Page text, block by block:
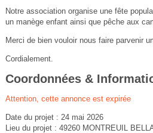
Notre association organise une fête
un manège enfant ainsi que pêche aux
Merci de bien vouloir nous faire parvenir
Cordialement.
Coordonnées &
Attention, cette annonce est expirée
Date du projet : 24 mai 2026
Lieu du projet : 49260 MONTREUIL